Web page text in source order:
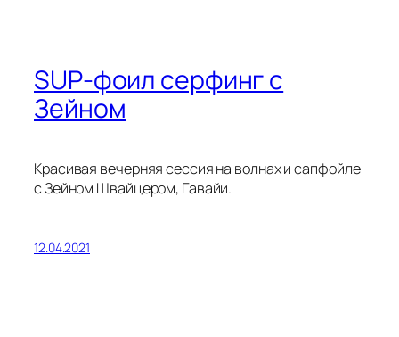
SUP-фоил серфинг с
Зейном
Красивая вечерняя сессия на волнах и сапфойле
с Зейном Швайцером, Гавайи.
12.04.2021